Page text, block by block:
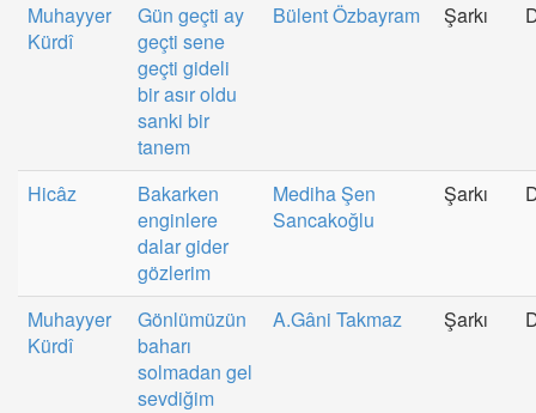
Muhayyer
Kürdî
Gün geçti ay
geçti sene
geçti gideli
bir asır oldu
sanki bir
tanem
Bülent Özbayram Şarkı
Hicâz
Bakarken
enginlere
dalar gider
gözlerim
Mediha Şen
Sancakoğlu
Şarkı
Muhayyer
Kürdî
Gönlümüzün
baharı
solmadan gel
sevdiğim
A.Gâni Takmaz Şarkı